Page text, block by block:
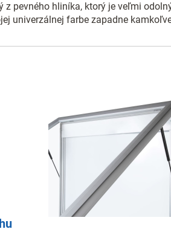
z pevného hliníka, ktorý je veľmi
univerzálnej farbe zapadne